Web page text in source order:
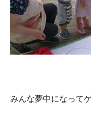
みんな夢中になって